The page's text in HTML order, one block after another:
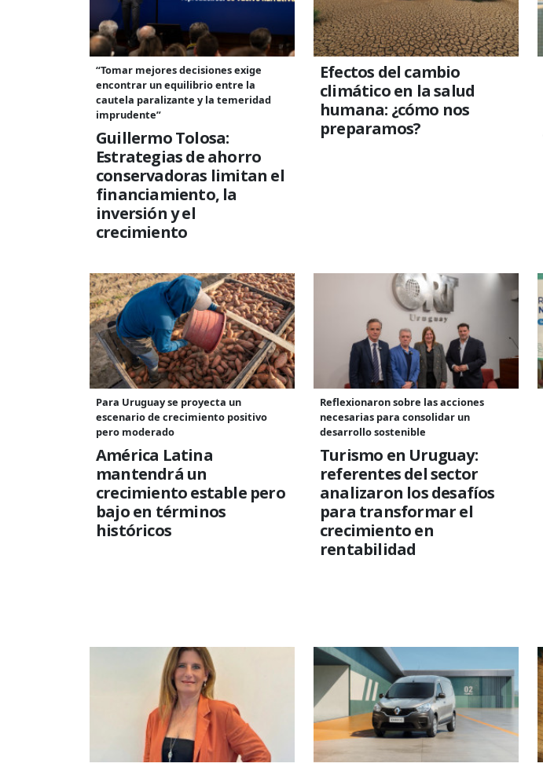
“Tomar mejores decisiones exige
encontrar un equilibrio entre la
cautela paralizante y la temeridad
imprudente”
Guillermo Tolosa:
Estrategias de ahorro
conservadoras limitan el
financiamiento, la
inversión y el
crecimiento
Efectos del cambio
climático en la salud
humana: ¿cómo nos
preparamos?
Para Uruguay se proyecta un
escenario de crecimiento positivo
pero moderado
América Latina
mantendrá un
crecimiento estable pero
bajo en términos
históricos
Reflexionaron sobre las acciones
necesarias para consolidar un
desarrollo sostenible
Turismo en Uruguay:
referentes del sector
analizaron los desafíos
para transformar el
crecimiento en
rentabilidad